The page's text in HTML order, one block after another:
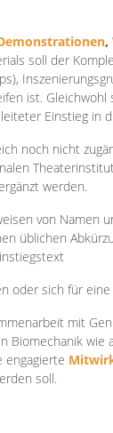
,
soll der
ist.
Einstieg in
noch nicht
werden.
von Namen
üblichen
oder sich für
mit
engagierte
soll.